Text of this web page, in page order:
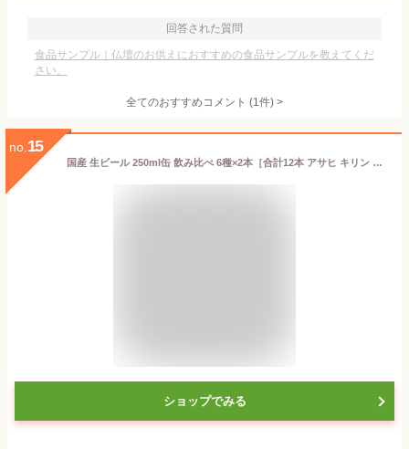
回答された質問
食品サンプル｜仏壇のお供えにおすすめの食品サンプルを教えてくだ
さい。
全てのおすすめコメント (1件) >
no. 15
国産 生ビール 250ml缶 飲み比べ 6種×2本［合計12本 アサヒ キリン サッポロ サントリー］アソートセット
ショップでみる